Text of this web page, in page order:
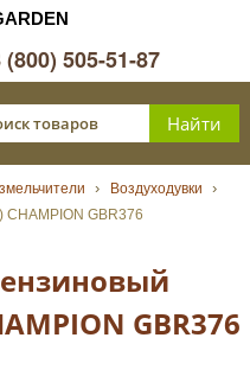
(800) 505-51-87
Воздуходувки
CHAMPION GBR376
GBR376